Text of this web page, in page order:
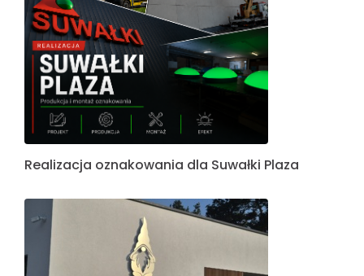
Realizacja oznakowania dla Suwałki Plaza